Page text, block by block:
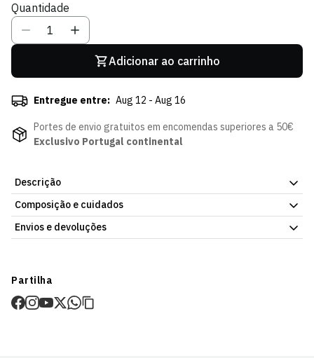
Sócio
Quantidade
Adicionar ao carrinho
Entregue entre: Aug 12 - Aug 16
Portes de envio gratuitos em encomendas superiores a 50€
Exclusivo Portugal continental
Descrição
Bolsa Cintura Verde Nike, com o emblema do Sporting Clube de
Portugal. Material resistente, para uso diário — escola, trabalho
ou ginásio. Artigo oficial do Sporting Clube de Portugal.
Composição e cuidados
Envios e devoluções
Prazo estimado de entrega varia consoante o destino e método
de envio.
Partilha